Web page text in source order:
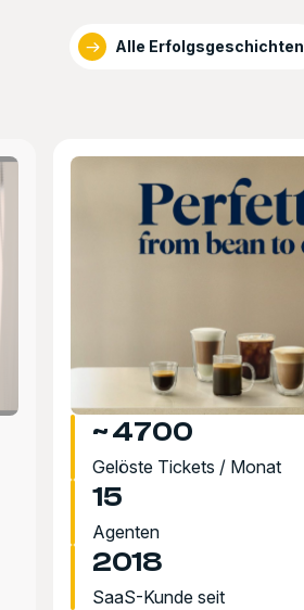
Alle Erfolgsgeschichten
~ 4700
Gelöste Tickets / Monat
15
Agenten
2018
SaaS-Kunde seit